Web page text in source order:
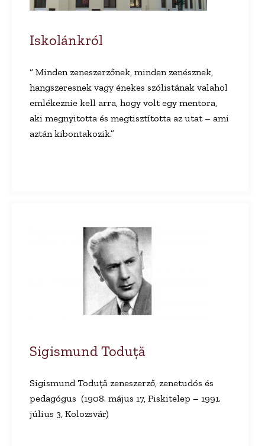
Iskolánkról
“ Minden zeneszerzőnek, minden zenésznek,
hangszeresnek vagy énekes szólistának valahol
emlékeznie kell arra, hogy volt egy mentora,
aki megnyitotta és megtisztította az utat – ami
aztán kibontakozik.”
Sigismund Toduță
Sigismund Toduţă zeneszerző, zenetudós és
pedagógus (1908. május 17, Piskitelep – 1991.
július 3, Kolozsvár)